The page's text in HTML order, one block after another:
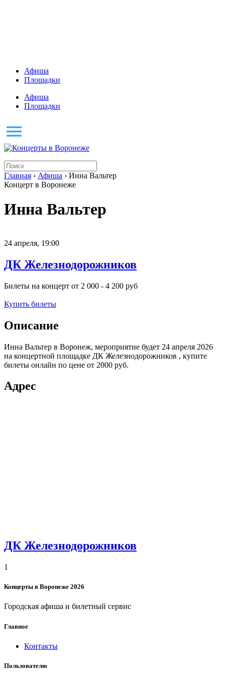
Афиша
Площадки
Афиша
Площадки
Главная › Афиша › Инна Вальтер
Концерт в Воронеже
Инна Вальтер
24 апреля, 19:00
ДК Железнодорожников
Билеты на концерт от 2 000 - 4 200 руб
Купить билеты
Описание
Инна Вальтер в Воронеж, мероприятие будет 24 апреля 2026
на концертной площадке ДК Железнодорожников , купите
билеты онлайн по цене от 2000 руб.
Адрес
ДК Железнодорожников
1
Концерты в Воронеже 2026
Городская афиша и билетный сервис
Главное
Контакты
Пользователю